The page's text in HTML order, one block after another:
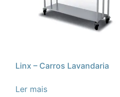
Linx – Carros Lavandaria
Ler mais